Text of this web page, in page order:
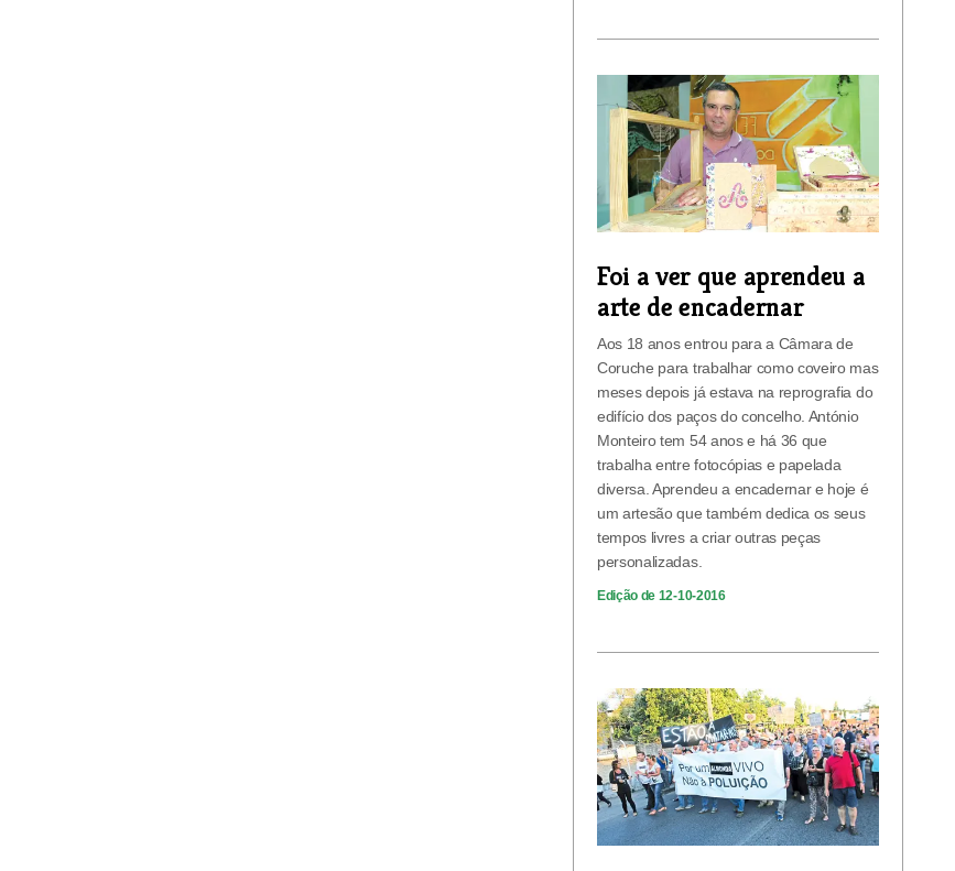
Foi a ver que aprendeu a
arte de encadernar
Aos 18 anos entrou para a Câmara de
Coruche para trabalhar como coveiro mas
meses depois já estava na reprografia do
edifício dos paços do concelho. António
Monteiro tem 54 anos e há 36 que
trabalha entre fotocópias e papelada
diversa. Aprendeu a encadernar e hoje é
um artesão que também dedica os seus
tempos livres a criar outras peças
personalizadas.
Edição de 12-10-2016